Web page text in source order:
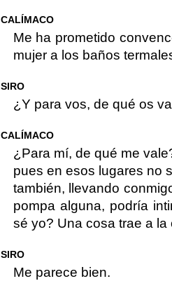
CALÍMACO
Me ha prometido
mujer a los baños
SIRO
¿Y para vos, de qué os
CALÍMACO
¿Para mí, de qué me
pues en esos lugares no
también, llevando
pompa alguna, podría
sé yo? Una cosa trae a
SIRO
Me parece bien.